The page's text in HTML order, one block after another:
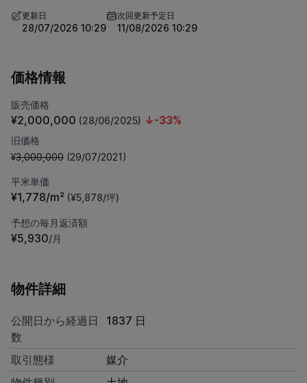
更新日
28/07/2026 10:29
次回更新予定日
11/08/2026 10:29
価格情報
販売価格
¥2,000,000 (28/06/2025) ↓-33%
旧価格
¥3,000,000 (29/07/2021)
平米単価
¥1,778/m² (¥5,878/坪)
予想の毎月返済額
¥5,930/月
物件詳細
公開日から経過日
数
1837 日
取引態様
媒介